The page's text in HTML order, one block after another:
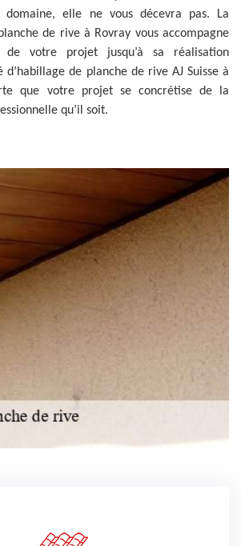
domaine, elle ne vous décevra pas. La
de rive à Rovray vous accompagne
de votre projet jusqu’à sa réalisation
d’habillage de planche de rive AJ Suisse à
que votre projet se concrétise de la
qu’il soit.